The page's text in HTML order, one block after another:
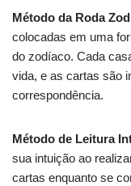
Método da Roda
colocadas em uma
do zodíaco. Cada
vida, e as cartas são
correspondência.
Método de Leitura
sua intuição ao
cartas enquanto se